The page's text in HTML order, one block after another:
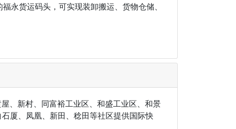
永货运码头，可实现装卸搬运、货物仓储、
、新村、同富裕工业区、和盛工业区、和景
厦、凤凰、新田、稔田等社区提供国际快